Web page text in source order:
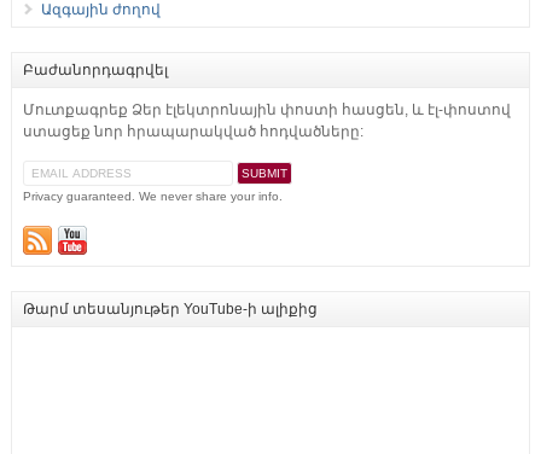
Ազգային ժողով
Բաժանորդագրվել
Մուտքագրեք Ձեր էլեկտրոնային փոստի հասցեն, և էլ-փոստով
ստացեք նոր հրապարակված հոդվածները:
Privacy guaranteed. We never share your info.
Թարմ տեսանյութեր YouTube-ի ալիքից